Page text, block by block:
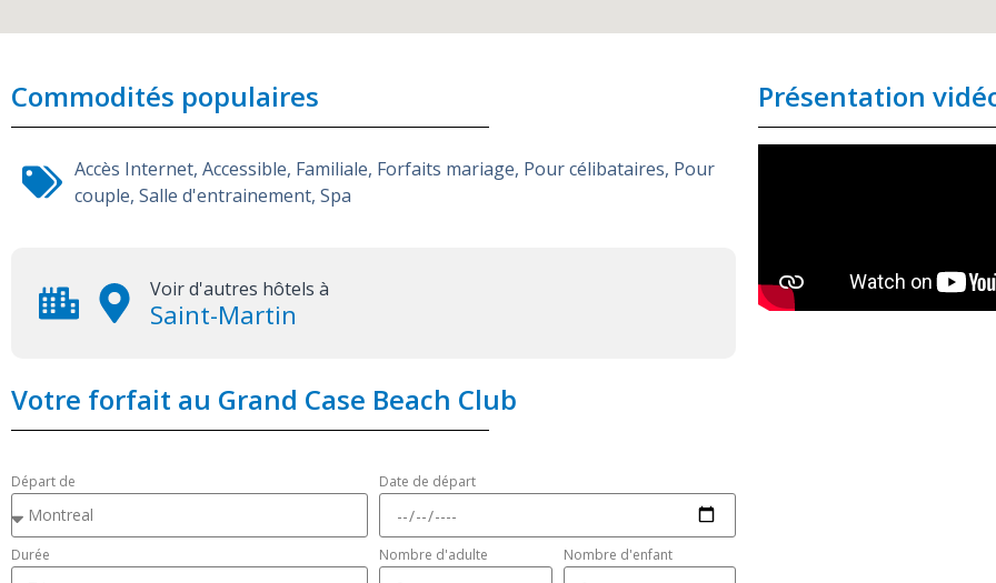
Commodités populaires
Accès Internet, Accessible, Familiale, Forfaits mariage, Pour célibataires, Pour
couple, Salle d'entrainement, Spa
Voir d'autres hôtels à
Saint-Martin
Votre forfait au Grand Case Beach Club
Départ de Date de départ
Durée Nombre d'adulte Nombre d'enfant
Présentation